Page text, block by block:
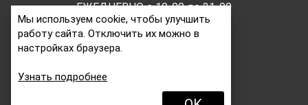
ЕЖЕДНЕВНО с 10-00 до 21-00
Мы используем cookie, чтобы улучшить
работу сайта. Отключить их можно в
настройках браузера.
Узнать подробнее